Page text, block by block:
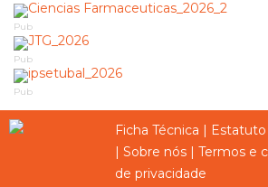
Pub
Pub
Pub
Ficha Técnica |
| Sobre nós | Termos e
de privacidade